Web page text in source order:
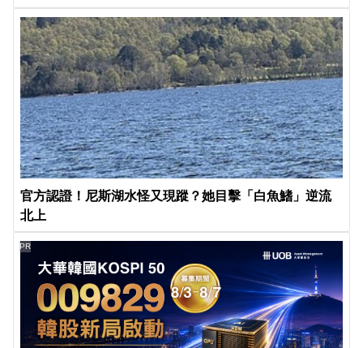
官方認證！尼斯湖水怪又現蹤？她目擊「白魚鰭」逆流
北上
PR